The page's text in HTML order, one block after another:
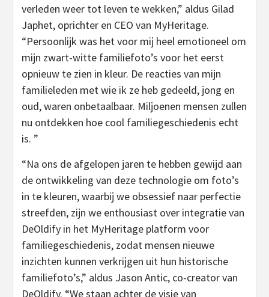
verleden weer tot leven te wekken,” aldus Gilad
Japhet, oprichter en CEO van MyHeritage.
“Persoonlijk was het voor mij heel emotioneel om
mijn zwart-witte familiefoto’s voor het eerst
opnieuw te zien in kleur. De reacties van mijn
familieleden met wie ik ze heb gedeeld, jong en
oud, waren onbetaalbaar. Miljoenen mensen zullen
nu ontdekken hoe cool familiegeschiedenis echt
is. ”
“Na ons de afgelopen jaren te hebben gewijd aan
de ontwikkeling van deze technologie om foto’s
in te kleuren, waarbij we obsessief naar perfectie
streefden, zijn we enthousiast over integratie van
DeOldify in het MyHeritage platform voor
familiegeschiedenis, zodat mensen nieuwe
inzichten kunnen verkrijgen uit hun historische
familiefoto’s,” aldus Jason Antic, co-creator van
DeOldify. “We staan achter de visie van